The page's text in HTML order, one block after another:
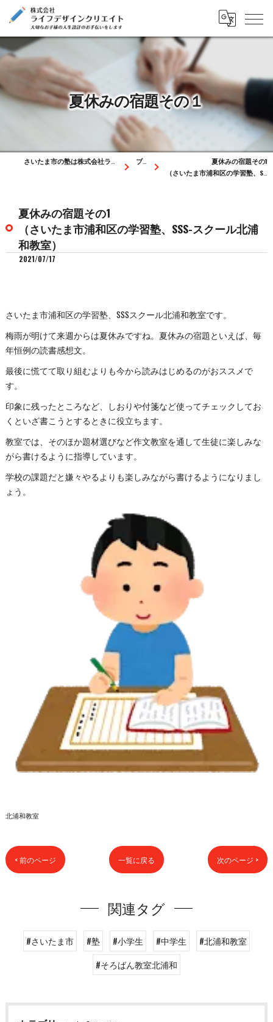
夏休みの宿題その１
ブログ
夏休みの宿題その1
（さいたま市浦和区の学習塾、SSS-スクール北浦和教室）
夏休みの宿題その1
（さいたま市浦和区の学習塾、SSS-スクール北浦
和教室）
2021/07/17
さいたま市浦和区の学習塾、SSSスクール北浦和教室です。
梅雨が明けて来週からは夏休みですね。夏休みの宿題といえば、毎
年恒例の読書感想文。
最後に慌てて取り組むよりも今から読みはじめるのがおススメで
す。
印象に残ったところなど、しおりや付箋など使ってチェックしてお
くといざ書こうとするときに役立ちます。
教室では、そのほか題材選びなど作文教室を通して生徒に楽しみな
がら書けるように指導しています。
学校の課題だと嫌々やるよりも楽しみながら書けるようになりまし
ょう。
北浦和教室
< 前のページ 一覧に戻る 次のページ >
関連タグ
#さいたま市 #塾 #小学生 #中学生
#北浦和教室
#そろばん教室北浦和